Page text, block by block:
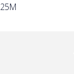
25M